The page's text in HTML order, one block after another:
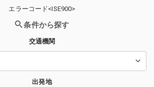
エラーコード<ISE900>
条件から探す
交通機関
出発地